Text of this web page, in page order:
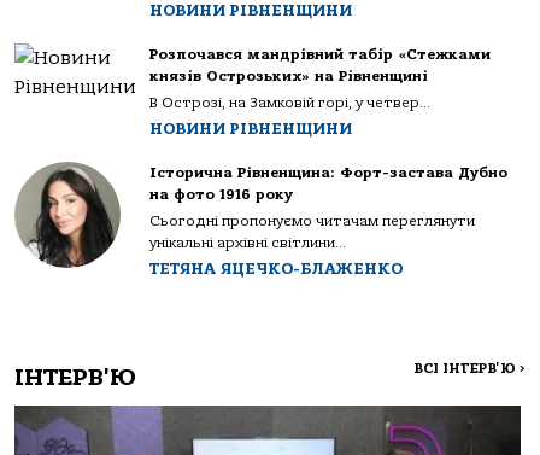
НОВИНИ РІВНЕНЩИНИ
Розпочався мандрівний табір «Стежками
князів Острозьких» на Рівненщині
В Острозі, на Замковій горі, у четвер...
НОВИНИ РІВНЕНЩИНИ
Історична Рівненщина: Форт-застава Дубно
на фото 1916 року
Сьогодні пропонуємо читачам переглянути
унікальні архівні світлини...
ТЕТЯНА ЯЦЕЧКО-БЛАЖЕНКО
ІНТЕРВ'Ю ВСІ ІНТЕРВ'Ю >